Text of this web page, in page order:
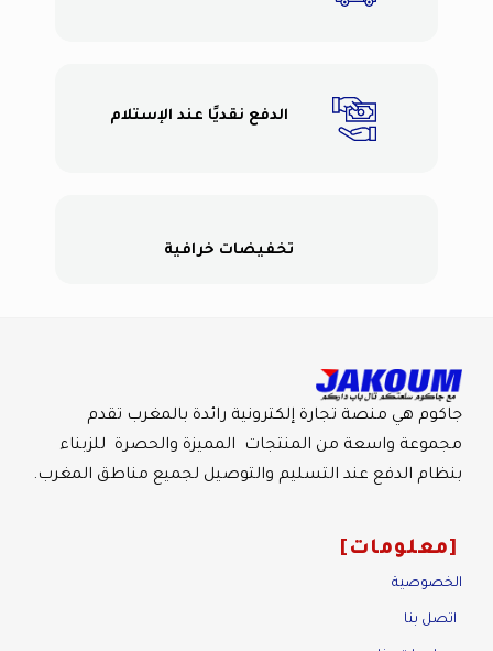
الدفع نقديًا عند الإستلام
تخفيضات خرافية
جاكوم هي منصة تجارة إلكترونية رائدة بالمغرب تقدم
مجموعة واسعة من المنتجات المميزة والحصرة للزبناء
بنظام الدفع عند التسليم والتوصيل لجميع مناطق المغرب.
معلومات
الخصوصية
اتصل بنا